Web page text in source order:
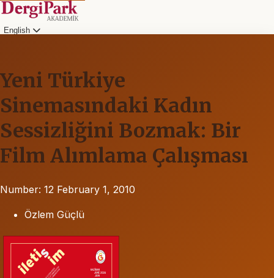
English
Yeni Türkiye
Sinemasındaki Kadın
Sessizliğini Bozmak: Bir
Film Alımlama Çalışması
Number: 12 February 1, 2010
Özlem Güçlü